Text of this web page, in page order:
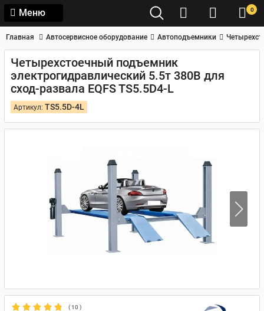
Меню 0
Главная Автосервисное оборудование Автоподъемники
Четырехстоечный подъемник
электрогидравлический 5.5т 380В для
сход-развала EQFS TS5.5D4-L
Артикул: TS5.5D-4L
(10)